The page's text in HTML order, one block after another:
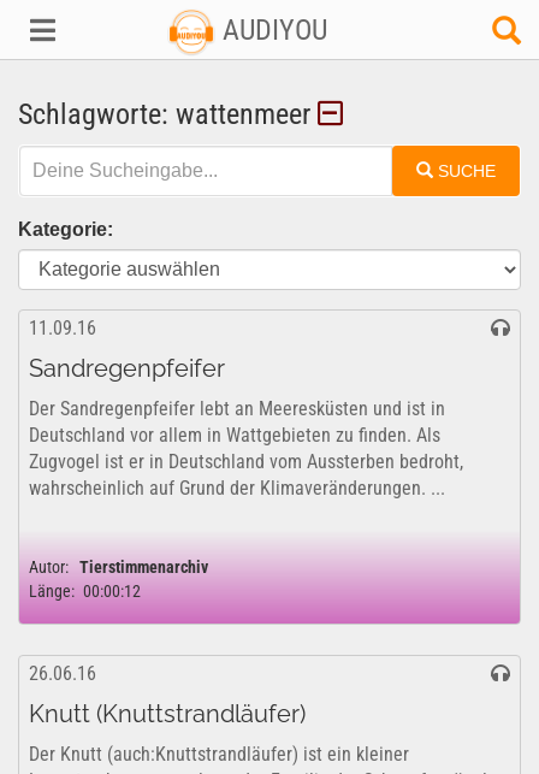
AUDIYOU
Schlagworte: wattenmeer
SUCHE
Kategorie:
11.09.16
Sandregenpfeifer
Der Sandregenpfeifer lebt an Meeresküsten und ist in
Deutschland vor allem in Wattgebieten zu finden. Als
Zugvogel ist er in Deutschland vom Aussterben bedroht,
wahrscheinlich auf Grund der Klimaveränderungen. ...
Autor: Tierstimmenarchiv
Länge: 00:00:12
26.06.16
Knutt (Knuttstrandläufer)
Der Knutt (auch:Knuttstrandläufer) ist ein kleiner